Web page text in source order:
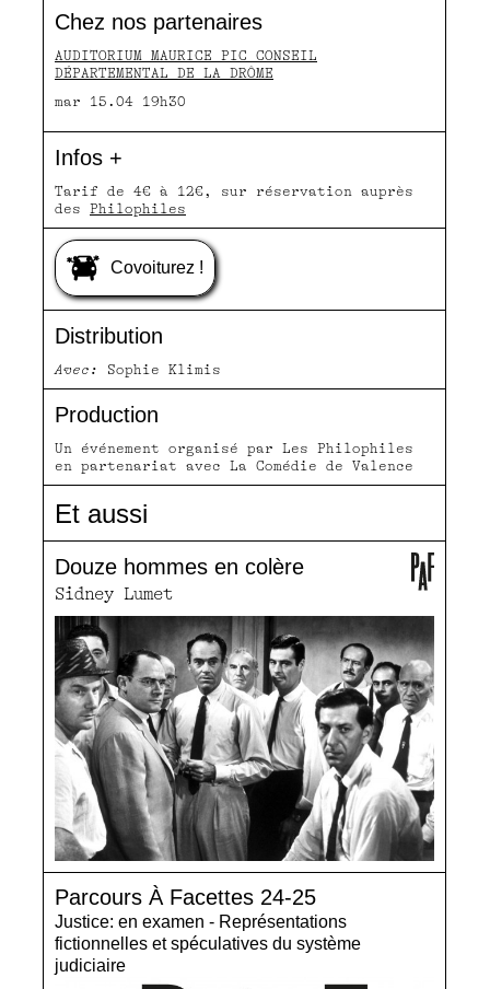
Distribution
Avec: Sophie Klimis
Production
Un événement organisé par Les Philophiles
en partenariat avec La Comédie de Valence
Et aussi
Douze hommes en colère
Sidney Lumet
Parcours À Facettes 24-25
Justice: en examen - Représentations
fictionnelles et spéculatives du système
judiciaire
Chez nos partenaires
AUDITORIUM MAURICE PIC CONSEIL
DÉPARTEMENTAL DE LA DRÔME
mar 15.04 19h30
Infos +
Tarif de 4€ à 12€, sur réservation auprès
des Philophiles
Covoiturez !